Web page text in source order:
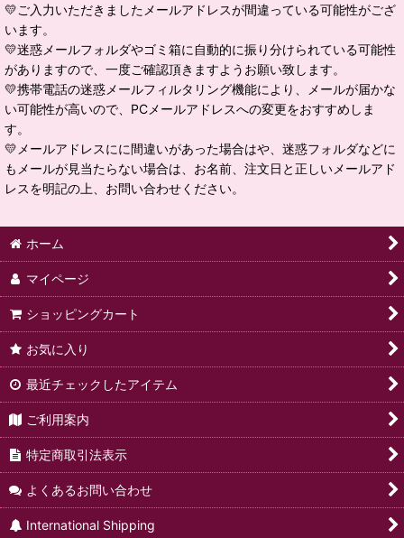
💛ご入力いただきましたメールアドレスが間違っている可能性がござ
います。
💛迷惑メールフォルダやゴミ箱に自動的に振り分けられている可能性
がありますので、一度ご確認頂きますようお願い致します。
💛携帯電話の迷惑メールフィルタリング機能により、メールが届かな
い可能性が高いので、PCメールアドレスへの変更をおすすめしま
す。
💛メールアドレスにに間違いがあった場合はや、迷惑フォルダなどに
もメールが見当たらない場合は、お名前、注文日と正しいメールアド
レスを明記の上、お問い合わせください。
ホーム
マイページ
ショッピングカート
お気に入り
最近チェックしたアイテム
ご利用案内
特定商取引法表示
よくあるお問い合わせ
International Shipping